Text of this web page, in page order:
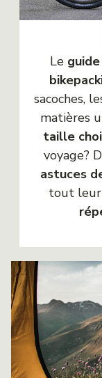
Le
sacoches,
matières
taille
voyage?
astuces
tout leur